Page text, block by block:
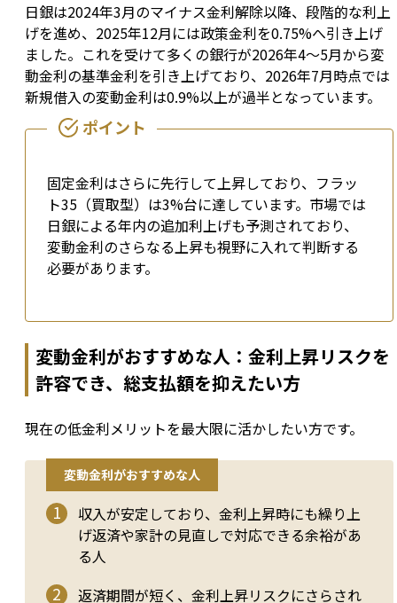
日銀は2024年3月のマイナス金利解除以降、段階的な利上
げを進め、2025年12月には政策金利を0.75%へ引き上げ
ました。これを受けて多くの銀行が2026年4〜5月から変
動金利の基準金利を引き上げており、2026年7月時点では
新規借入の変動金利は0.9%以上が過半となっています。
固定金利はさらに先行して上昇しており、フラッ
ト35（買取型）は3%台に達しています。市場では
日銀による年内の追加利上げも予測されており、
変動金利のさらなる上昇も視野に入れて判断する
必要があります。
変動金利がおすすめな人：金利上昇リスクを
許容でき、総支払額を抑えたい方
現在の低金利メリットを最大限に活かしたい方です。
変動金利がおすすめな人
収入が安定しており、金利上昇時にも繰り上
げ返済や家計の見直しで対応できる余裕があ
る人
返済期間が短く、金利上昇リスクにさらされ